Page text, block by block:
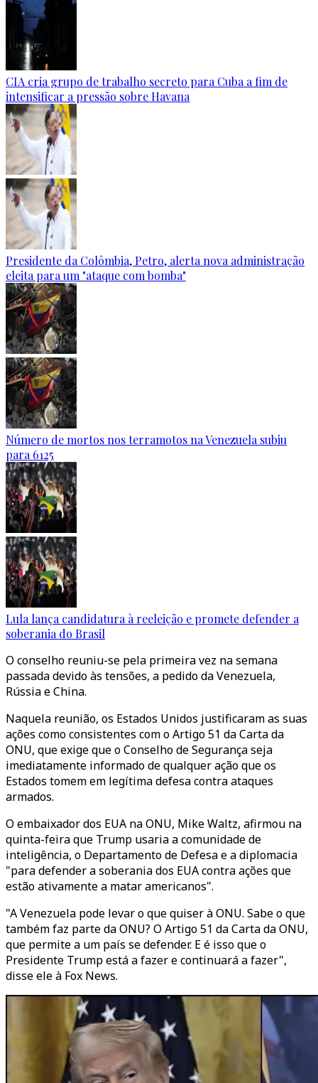
CIA cria grupo de trabalho secreto para Cuba a fim de
intensificar a pressão sobre Havana
Presidente da Colômbia, Petro, alerta nova administração
eleita para um "ataque com bomba"
Número de mortos nos terramotos na Venezuela subiu
para 6125
Lula lança candidatura à reeleição e promete defender a
soberania do Brasil
O conselho reuniu-se pela primeira vez na semana
passada devido às tensões, a pedido da Venezuela,
Rússia e China.
Naquela reunião, os Estados Unidos justificaram as suas
ações como consistentes com o Artigo 51 da Carta da
ONU, que exige que o Conselho de Segurança seja
imediatamente informado de qualquer ação que os
Estados tomem em legítima defesa contra ataques
armados.
O embaixador dos EUA na ONU, Mike Waltz, afirmou na
quinta-feira que Trump usaria a comunidade de
inteligência, o Departamento de Defesa e a diplomacia
"para defender a soberania dos EUA contra ações que
estão ativamente a matar americanos".
"A Venezuela pode levar o que quiser à ONU. Sabe o que
também faz parte da ONU? O Artigo 51 da Carta da ONU,
que permite a um país se defender. E é isso que o
Presidente Trump está a fazer e continuará a fazer",
disse ele à Fox News.